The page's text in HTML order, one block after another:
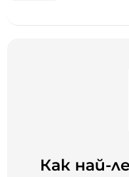
Как най-